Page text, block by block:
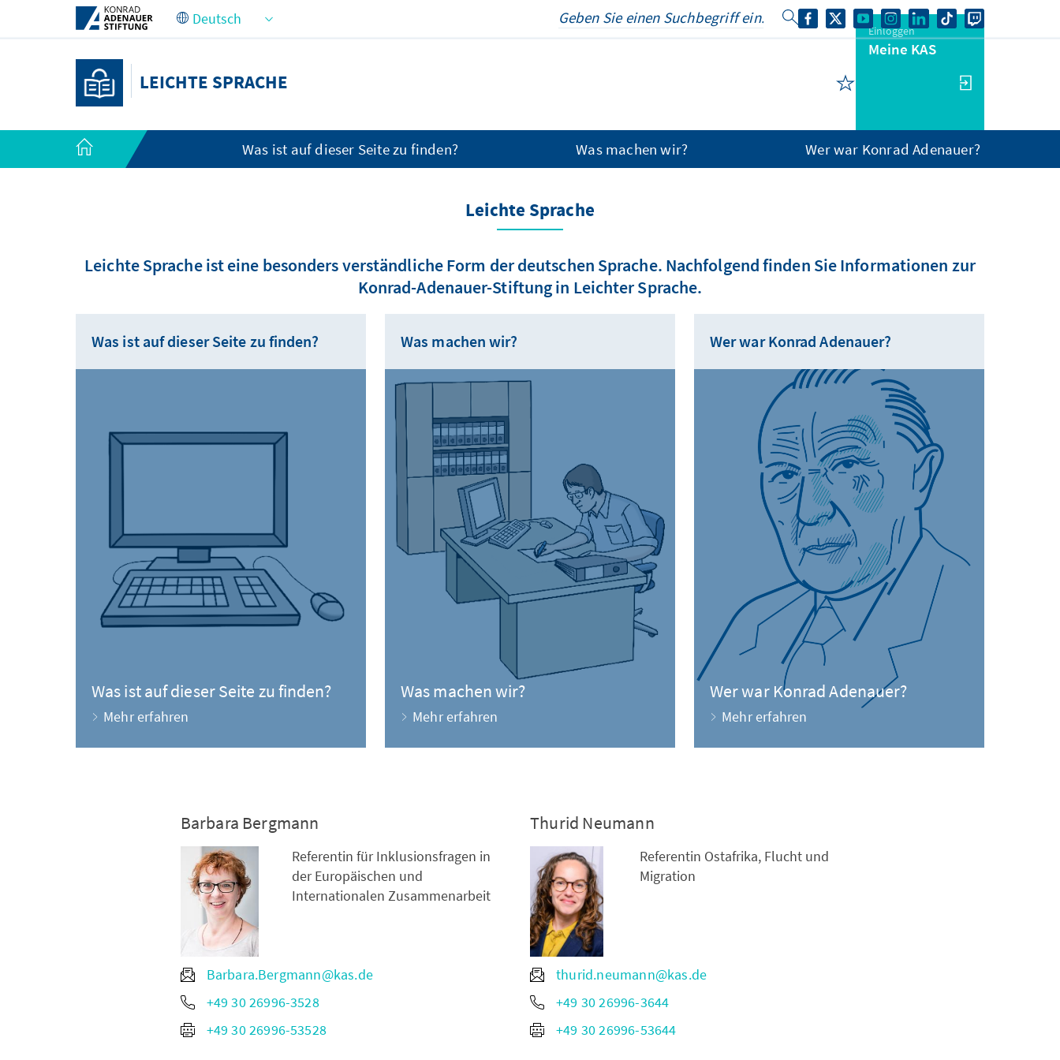
Zum Hauptinhalt springen
LEICHTE SPRACHE
Einloggen
Meine KAS
Was ist auf dieser Seite zu finden? Was machen wir? Wer war Konrad Adenauer?
Leichte Sprache
Leichte Sprache ist eine besonders verständliche Form der deutschen Sprache. Nachfolgend finden Sie Informationen zur
Konrad-Adenauer-Stiftung in Leichter Sprache.
Was ist auf dieser Seite zu finden?
Was ist auf dieser Seite zu finden?
Mehr erfahren
Was machen wir?
Was machen wir?
Mehr erfahren
Wer war Konrad Adenauer?
Wer war Konrad Adenauer?
Mehr erfahren
Barbara Bergmann
Referentin für Inklusionsfragen in
der Europäischen und
Internationalen Zusammenarbeit
Barbara.Bergmann@kas.de
+49 30 26996-3528
+49 30 26996-53528
Thurid Neumann
Referentin Ostafrika, Flucht und
Migration
thurid.neumann@kas.de
+49 30 26996-3644
+49 30 26996-53644